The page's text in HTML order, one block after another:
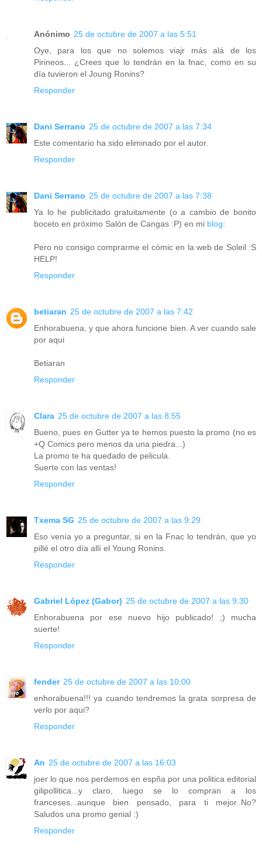
Anónimo 25 de octubre de 2007 a las 5:51
Oye, para los que no solemos viajr más alá de los
Pirineos... ¿Crees que lo tendrán en la fnac, como en su
día tuvieron el Joung Ronins?
Responder
Dani Serrano 25 de octubre de 2007 a las 7:34
Este comentario ha sido eliminado por el autor.
Responder
Dani Serrano 25 de octubre de 2007 a las 7:38
Ya lo he publicitado gratuitamente (o a cambio de bonito
boceto en próximo Salón de Cangas :P) en mi blog:
Pero no consigo comprarme el cómic en la web de Soleil :S
HELP!
Responder
betiaran 25 de octubre de 2007 a las 7:42
Enhorabuena, y que ahora funcione bien. A ver cuando sale
por aqui
Betiaran
Responder
Clara 25 de octubre de 2007 a las 8:55
Bueno, pues en Gutter ya te hemos puesto la promo (no es
+Q Comics pero menos da una piedra...)
La promo te ha quedado de pelicula.
Suerte con las ventas!
Responder
Txema SG 25 de octubre de 2007 a las 9:29
Eso venía yo a preguntar, si en la Fnac lo tendrán, que yo
pillé el otro día allí el Young Ronins.
Responder
Gabriel López (Gabor) 25 de octubre de 2007 a las 9:30
Enhorabuena por ese nuevo hijo publicado! ;) mucha
suerte!
Responder
fender 25 de octubre de 2007 a las 10:00
enhorabuena!!! ya cuando tendremos la grata sorpresa de
verlo por aqui?
Responder
An 25 de octubre de 2007 a las 16:03
joer lo que nos perdemos en espña por una politica editorial
gilipollitica...y claro, luego se lo compran a los
franceses...aunque bien pensado, para ti mejor..No?
Saludos una promo genial :)
Responder